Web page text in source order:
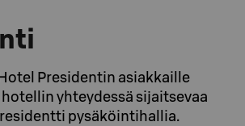
Presidentin asiakkaille
yhteydessä sijaitsevaa
pysäköintihallia.